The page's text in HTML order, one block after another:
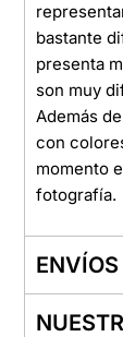
bastante
presenta
son muy
Además
con
momento
fotografía.
ENVÍOS